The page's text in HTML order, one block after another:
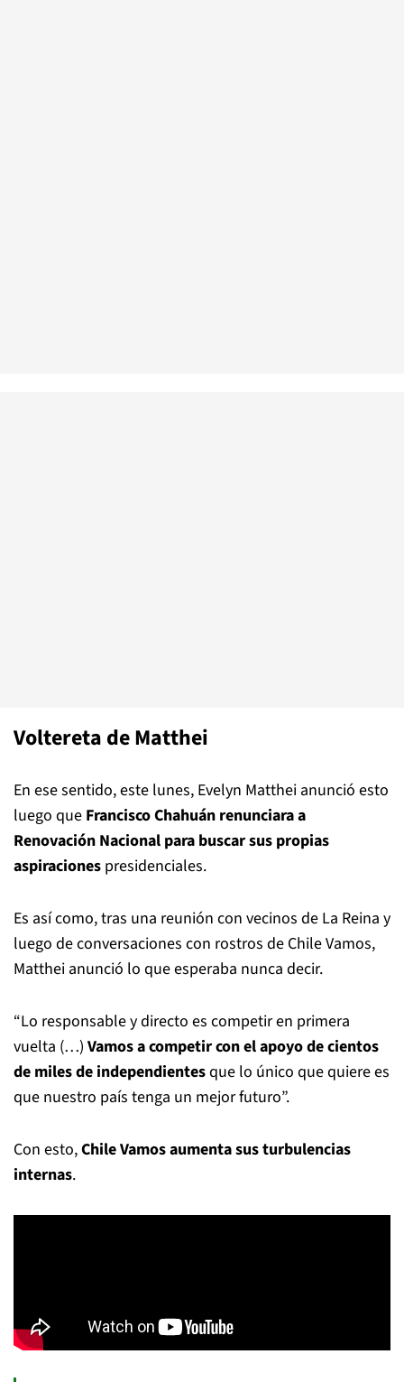
Voltereta de Matthei
En ese sentido, este lunes, Evelyn Matthei anunció esto
luego que Francisco Chahuán renunciara a
Renovación Nacional para buscar sus propias
aspiraciones presidenciales.
Es así como, tras una reunión con vecinos de La Reina y
luego de conversaciones con rostros de Chile Vamos,
Matthei anunció lo que esperaba nunca decir.
“Lo responsable y directo es competir en primera
vuelta (…) Vamos a competir con el apoyo de cientos
de miles de independientesque lo único que quiere es
que nuestro país tenga un mejor futuro”.
Con esto,Chile Vamos aumenta sus turbulencias
internas.